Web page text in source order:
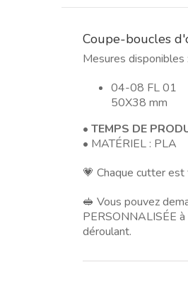
Coupe-boucles
Mesures disponibles :
04-08 FL 01
50X38 mm
• TEMPS DE
• MATÉRIEL : PLA
💗 Chaque cutter
🥪 Vous pouvez
PERSONNALISÉE
déroulant.